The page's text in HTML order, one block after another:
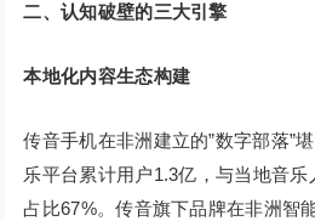
二、认知破壁的三大引擎
本地化内容生态构建
传音手机在非洲建立的”数字部落”
乐平台累计用户1.3亿，与当地音
占比67%。传音旗下品牌在非洲智